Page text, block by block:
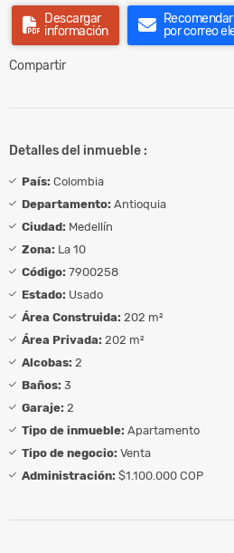
Descargar
información
por correo
Compartir
Detalles del inmueble :
País: Colombia
Departamento: Antioquia
Ciudad: Medellín
Zona: La 10
Código: 7900258
Estado: Usado
Área Construida: 202 m²
Área Privada: 202 m²
Alcobas: 2
Baños: 3
Garaje: 2
Tipo de inmueble: Apartamento
Tipo de negocio: Venta
Administración: $1.100.000 COP